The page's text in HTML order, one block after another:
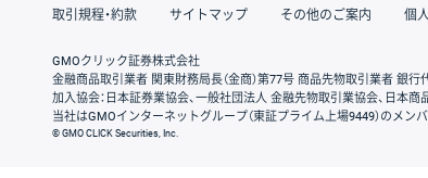
取引規程・約款 サイトマップ その他のご案内 個
GMOクリック証券株式会社
金融商品取引業者 関東財務局長（金商）第77号 商品先物取引業者 銀
加入協会：日本証券業協会、一般社団法人 金融先物取引業協会、日本商
当社はGMOインターネットグループ（東証プライム上場9449）のメンバ
© GMO CLICK Securities, Inc.